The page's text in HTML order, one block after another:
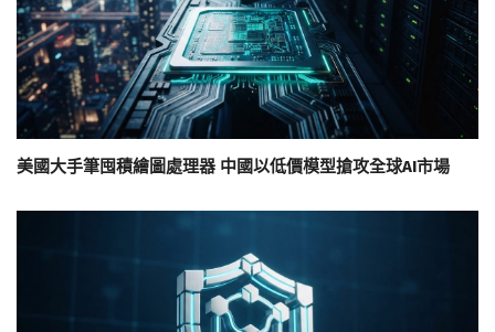
美國大手筆囤積繪圖處理器 中國以低價模型搶攻全球AI市場